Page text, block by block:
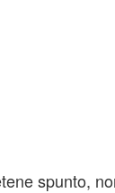
spunto,